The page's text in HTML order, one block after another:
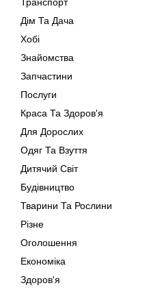
Дім Та Дача
Хобі
Знайомства
Запчастини
Послуги
Краса Та Здоров'я
Для Дорослих
Одяг Та Взуття
Дитячий Світ
Будівництво
Тварини Та Рослини
Різне
Оголошення
Економіка
Здоров'я